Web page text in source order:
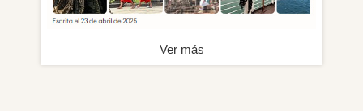
Ver más